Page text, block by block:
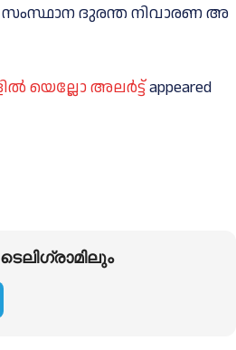
ദു​ര​ന്ത നി​വാ​ര​ണ അ​
യെ​ല്ലോ അ​ല​ർ​ട്ട്appeared